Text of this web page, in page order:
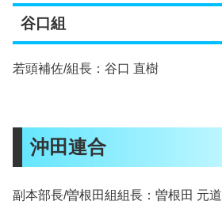
谷口組
若頭補佐/組長：谷口 直樹
沖田連合
副本部長/曽根田組組長：曽根田 元道